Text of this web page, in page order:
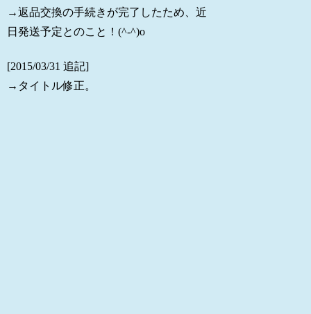
→返品交換の手続きが完了したため、近
日発送予定とのこと！(^-^)o
[2015/03/31 追記]
→タイトル修正。